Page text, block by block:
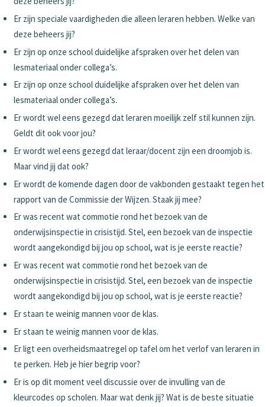
Er zijn speciale vaardigheden die alleen leraren hebben. Welke van
deze beheers jij?
Er zijn op onze school duidelijke afspraken over het delen van
lesmateriaal onder collega’s.
Er zijn op onze school duidelijke afspraken over het delen van
lesmateriaal onder collega’s.
Er wordt wel eens gezegd dat leraren moeilijk zelf stil kunnen zijn.
Geldt dit ook voor jou?
Er wordt wel eens gezegd dat leraar/docent zijn een droomjob is.
Maar vind jij dat ook?
Er wordt de komende dagen door de vakbonden gestaakt tegen het
rapport van de Commissie der Wijzen. Staak jij mee?
Er was recent wat commotie rond het bezoek van de
onderwijsinspectie in crisistijd. Stel, een bezoek van de inspectie
wordt aangekondigd bij jou op school, wat is je eerste reactie?
Er was recent wat commotie rond het bezoek van de
onderwijsinspectie in crisistijd. Stel, een bezoek van de inspectie
wordt aangekondigd bij jou op school, wat is je eerste reactie?
Er staan te weinig mannen voor de klas.
Er staan te weinig mannen voor de klas.
Er ligt een overheidsmaatregel op tafel om het verlof van leraren in
te perken. Heb je hier begrip voor?
Er is op dit moment veel discussie over de invulling van de
kleurcodes op scholen. Maar wat denk jij? Wat is de beste situatie